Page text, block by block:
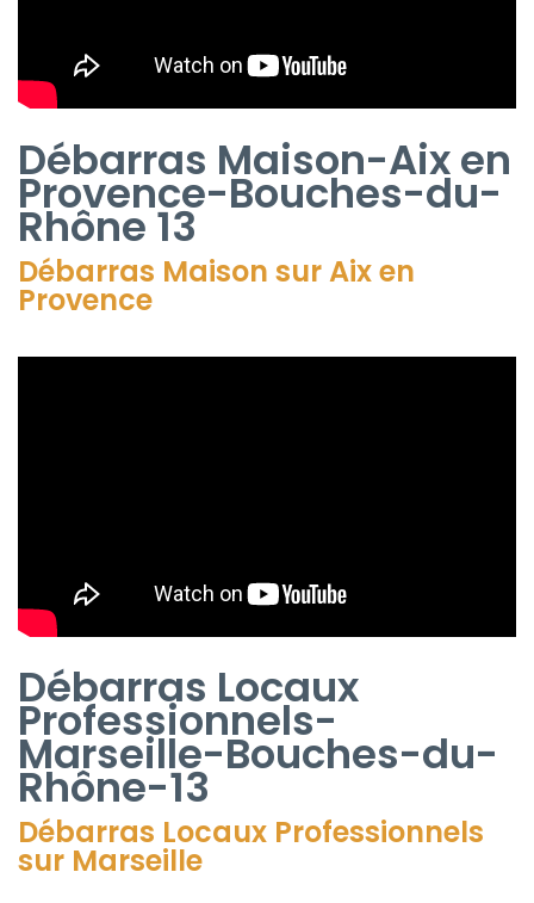
Débarras Maison-Aix en
Provence-Bouches-du-
Rhône 13
Débarras Maison sur Aix en
Provence
Débarras Locaux
Professionnels-
Marseille-Bouches-du-
Rhône-13
Débarras Locaux Professionnels
sur Marseille